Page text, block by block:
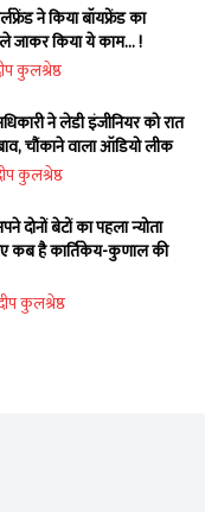
ने किया बॉयफ्रेंड का
किया ये काम... !
कुलश्रेष्ठ
ने लेडी इंजीनियर को रात
चौंकाने वाला ऑडियो लीक
कुलश्रेष्ठ
दोनों बेटों का पहला न्योता
कब है कार्तिकेय-कुणाल की
कुलश्रेष्ठ